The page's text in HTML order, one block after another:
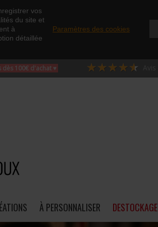
vos
du site et
à
détaillée
Paramètres des cookies
dès 100€ d'achat ♥ ★★★★★
★★★★★
À PERSONNALISER DESTOCKAGE